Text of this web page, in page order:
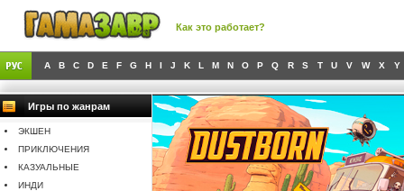
Как это работает?
A B C D E F G H I J K L M N O P Q R S T U V W X Y
Игры по жанрам
ЭКШЕН
ПРИКЛЮЧЕНИЯ
КАЗУАЛЬНЫЕ
ИНДИ